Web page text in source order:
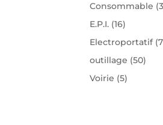
Consommable
E.P.I. (16)
Electroportatif
outillage (50)
Voirie (5)